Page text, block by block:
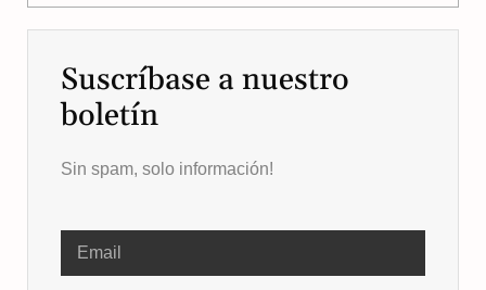
Suscríbase a nuestro
boletín
Sin spam, solo información!